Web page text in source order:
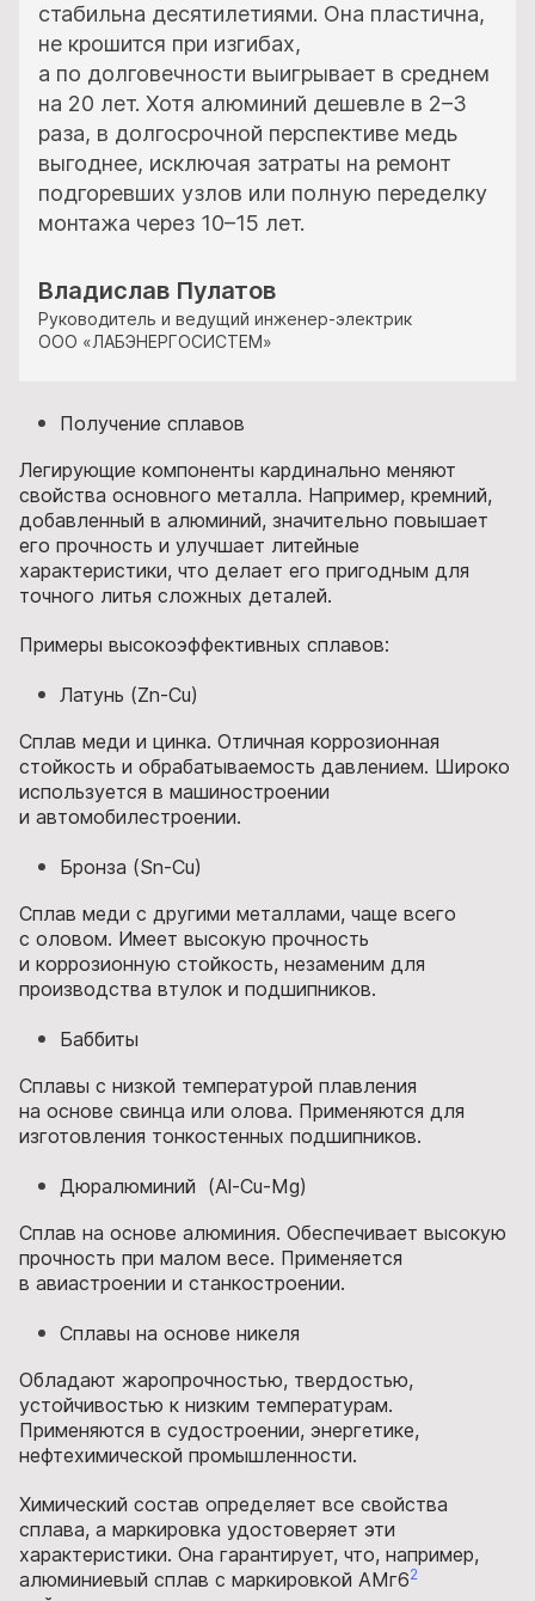
стабильна десятилетиями. Она пластична,
не крошится при изгибах,
а по долговечности выигрывает в среднем
на 20 лет. Хотя алюминий дешевле в 2–3
раза, в долгосрочной перспективе медь
выгоднее, исключая затраты на ремонт
подгоревших узлов или полную переделку
монтажа через 10–15 лет.
Владислав Пулатов
Руководитель и ведущий инженер-электрик
ООО «ЛАБЭНЕРГОСИСТЕМ»
Получение сплавов
Легирующие компоненты кардинально меняют
свойства основного металла. Например, кремний,
добавленный в алюминий, значительно повышает
его прочность и улучшает литейные
характеристики, что делает его пригодным для
точного литья сложных деталей.
Примеры высокоэффективных сплавов:
Латунь (Zn-Cu)
Сплав меди и цинка. Отличная коррозионная
стойкость и обрабатываемость давлением. Широко
используется в машиностроении
и автомобилестроении.
Бронза (Sn-Cu)
Сплав меди с другими металлами, чаще всего
с оловом. Имеет высокую прочность
и коррозионную стойкость, незаменим для
производства втулок и подшипников.
Баббиты
Сплавы с низкой температурой плавления
на основе свинца или олова. Применяются для
изготовления тонкостенных подшипников.
Дюралюминий (Al-Cu-Mg)
Сплав на основе алюминия. Обеспечивает высокую
прочность при малом весе. Применяется
в авиастроении и станкостроении.
Сплавы на основе никеля
Обладают жаропрочностью, твердостью,
устойчивостью к низким температурам.
Применяются в судостроении, энергетике,
нефтехимической промышленности.
Химический состав определяет все свойства
сплава, а маркировка удостоверяет эти
характеристики. Она гарантирует, что, например,
алюминиевый сплав с маркировкой АМг62